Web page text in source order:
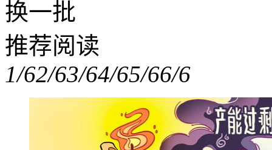
换一批
推荐阅读
1/62/63/64/65/66/6